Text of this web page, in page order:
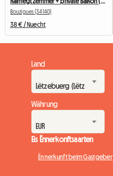
Bouzigues (34140)
38 € / Nuecht
Land
Währung
Eis Ënnerkonftsaarten
Ënnerkunft beim Gastgeber